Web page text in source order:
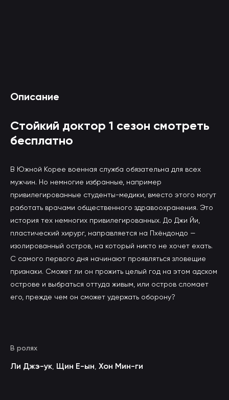
(вы будете перенаправлены на другой сайт)
Описание
Стойкий доктор 1 сезон смотреть
бесплатно
В Южной Корее военная служба обязательна для всех
мужчин. Но немногие избранные, например
привилегированные студенты-медики, вместо этого могут
работать врачами общественного здравоохранения. Это
история тех немногих привилегированных. До Джи Йи,
пластический хирург, направляется на Пхёндондо —
изолированный остров, на который никто не хочет ехать.
С самого первого дня начинают проявляться зловещие
признаки. Сможет ли он прожить целый год на этом адском
острове и выбраться оттуда живым, или остров сломает
его, прежде чем он сможет удержать оборону?
В ролях
Ли Джэ-ук Щин Е-ын Хон Мин-ги